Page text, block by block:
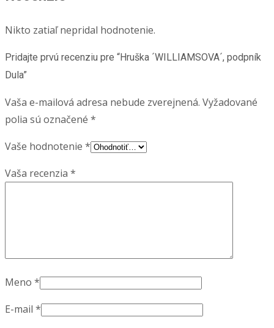
Nikto zatiaľ nepridal hodnotenie.
Pridajte prvú recenziu pre “Hruška ´WILLIAMSOVA´, podpník
Dula”
Vaša e-mailová adresa nebude zverejnená. Vyžadované
polia sú označené *
Vaše hodnotenie *
Vaša recenzia *
Meno *
E-mail *